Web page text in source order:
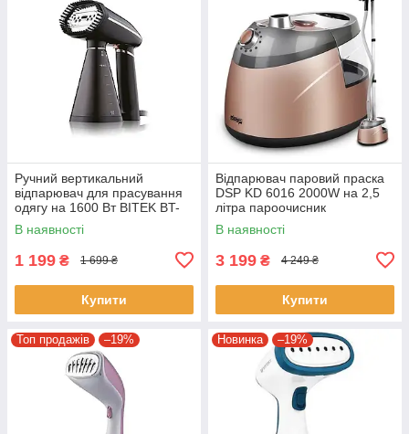
Ручний вертикальний
відпарювач для прасування
одягу на 1600 Вт BITEK BT-
1272 Чорний
В наявності
1 199 ₴ 1 699 ₴
Купити
Відпарювач паровий праска
DSP KD 6016 2000W на 2,5
літра пароочисник
електричний
В наявності
3 199 ₴ 4 249 ₴
Купити
Топ продажів –19% Новинка –19%